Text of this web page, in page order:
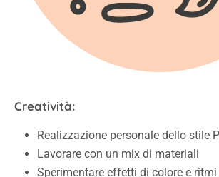
Creatività:
Realizzazione personale dello stile
Lavorare con un mix di materiali
Sperimentare effetti di colore e